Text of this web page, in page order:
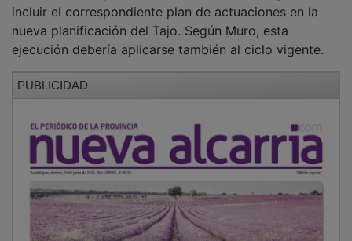
nueva planificación del Tajo. Según Muro, esta
ejecución debería aplicarse también al ciclo vigente.